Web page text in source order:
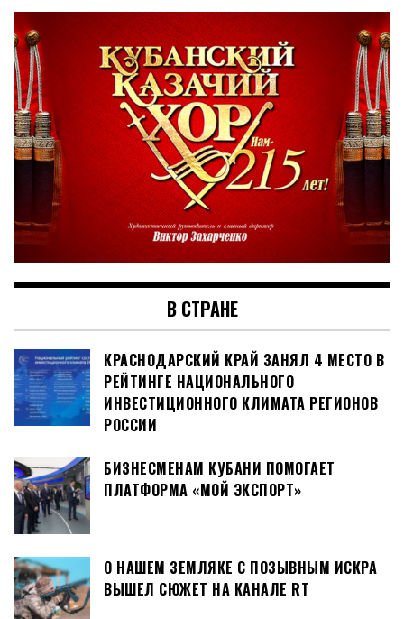
В СТРАНЕ
КРАСНОДАРСКИЙ КРАЙ ЗАНЯЛ 4 МЕСТО В
РЕЙТИНГЕ НАЦИОНАЛЬНОГО
ИНВЕСТИЦИОННОГО КЛИМАТА РЕГИОНОВ
РОССИИ
БИЗНЕСМЕНАМ КУБАНИ ПОМОГАЕТ
ПЛАТФОРМА «МОЙ ЭКСПОРТ»
О НАШЕМ ЗЕМЛЯКЕ С ПОЗЫВНЫМ ИСКРА
ВЫШЕЛ СЮЖЕТ НА КАНАЛЕ RT